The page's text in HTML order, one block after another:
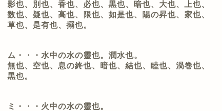
影也、別也、香也、必也、黒也、暗也、大也、上也、
数也、疑也、高也、限也、如是也、陽の昇也、家也、
草也、是有也、搦也。
ム・・・水中の水の靈也。潤水也。
無也、空也、息の終也、暗也、結也、睦也、渦巻也、
黒也。
ミ・・・火中の水の靈也。